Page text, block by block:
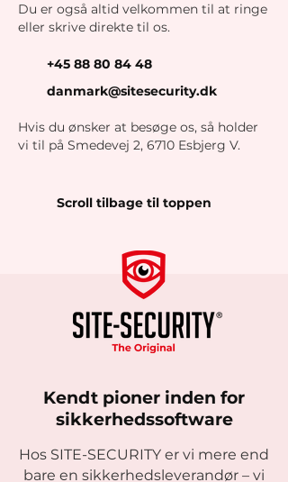
Du er også altid velkommen til at ringe
eller skrive direkte til os.
+45 88 80 84 48
danmark@sitesecurity.dk
Hvis du ønsker at besøge os, så holder
vi til på Smedevej 2, 6710 Esbjerg V.
Scroll tilbage til toppen
Kendt pioner inden for
sikkerhedssoftware
Hos SITE-SECURITY er vi mere end
bare en sikkerhedsleverandør – vi